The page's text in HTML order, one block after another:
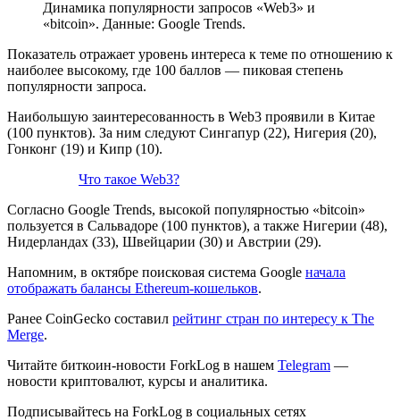
Динамика популярности запросов «Web3» и
«bitcoin». Данные: Google Trends.
Показатель отражает уровень интереса к теме по отношению к
наиболее высокому, где 100 баллов — пиковая степень
популярности запроса.
Наибольшую заинтересованность в Web3 проявили в Китае
(100 пунктов). За ним следуют Сингапур (22), Нигерия (20),
Гонконг (19) и Кипр (10).
Что такое Web3?
Согласно Google Trends, высокой популярностью «bitcoin»
пользуется в Сальвадоре (100 пунктов), а также Нигерии (48),
Нидерландах (33), Швейцарии (30) и Австрии (29).
Напомним, в октябре поисковая система Google начала
отображать балансы Ethereum-кошельков.
Ранее CoinGecko составил рейтинг стран по интересу к The
Merge.
Читайте биткоин-новости ForkLog в нашем Telegram —
новости криптовалют, курсы и аналитика.
Подписывайтесь на ForkLog в социальных сетях